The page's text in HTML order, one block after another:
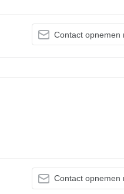
Contact opnemen
Contact opnemen